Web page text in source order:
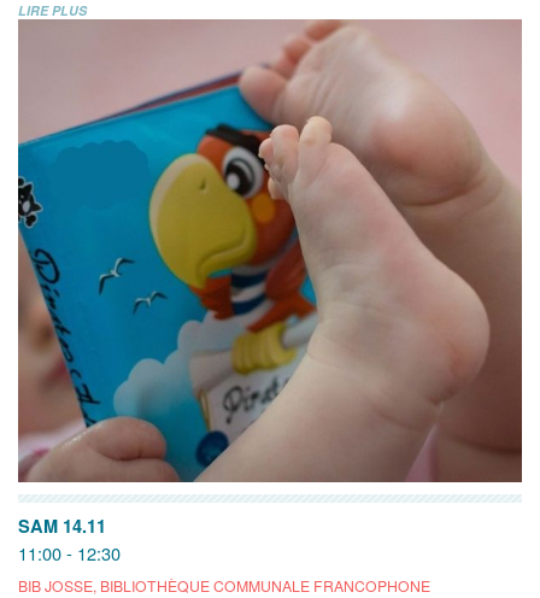
LIRE PLUS
SAM 14.11
11:00 - 12:30
BIB JOSSE, BIBLIOTHÈQUE COMMUNALE FRANCOPHONE